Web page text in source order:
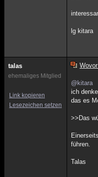
lg kitara
talas
ehemaliges Mitglied
Link kopieren
Lesezeichen setzen
@kitara
ich
das es
>>Das
führen.
Talas